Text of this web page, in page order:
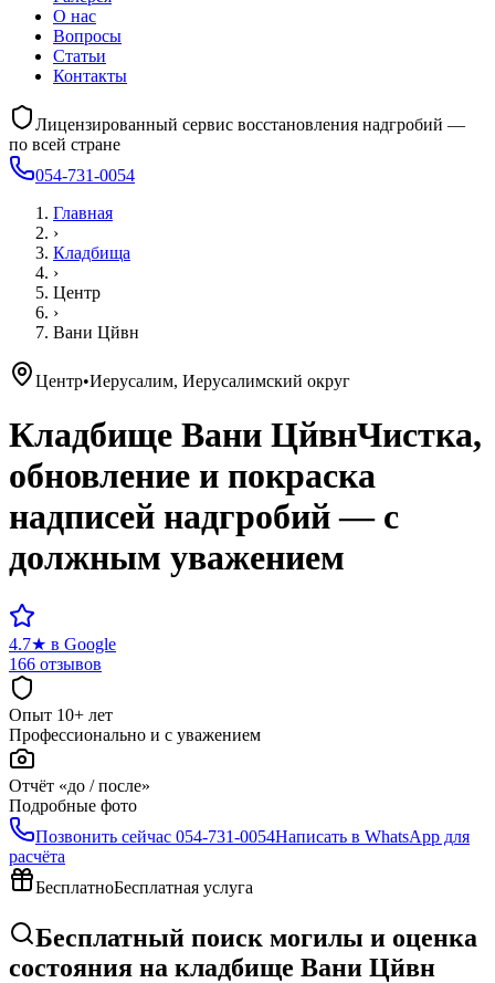
О нас
Вопросы
Статьи
Контакты
Лицензированный сервис восстановления надгробий —
по всей стране
054-731-0054
Главная
›
Кладбища
›
Центр
›
Вани Цйвн
Центр•Иерусалим, Иерусалимский округ
Кладбище Вани ЦйвнЧистка,
обновление и покраска
надписей надгробий — с
должным уважением
4.7★ в Google
166 отзывов
Опыт 10+ лет
Профессионально и с уважением
Отчёт «до / после»
Подробные фото
Позвонить сейчас 054-731-0054Написать в WhatsApp для
расчёта
БесплатноБесплатная услуга
Бесплатный поиск могилы и оценка
состояния на кладбище Вани Цйвн